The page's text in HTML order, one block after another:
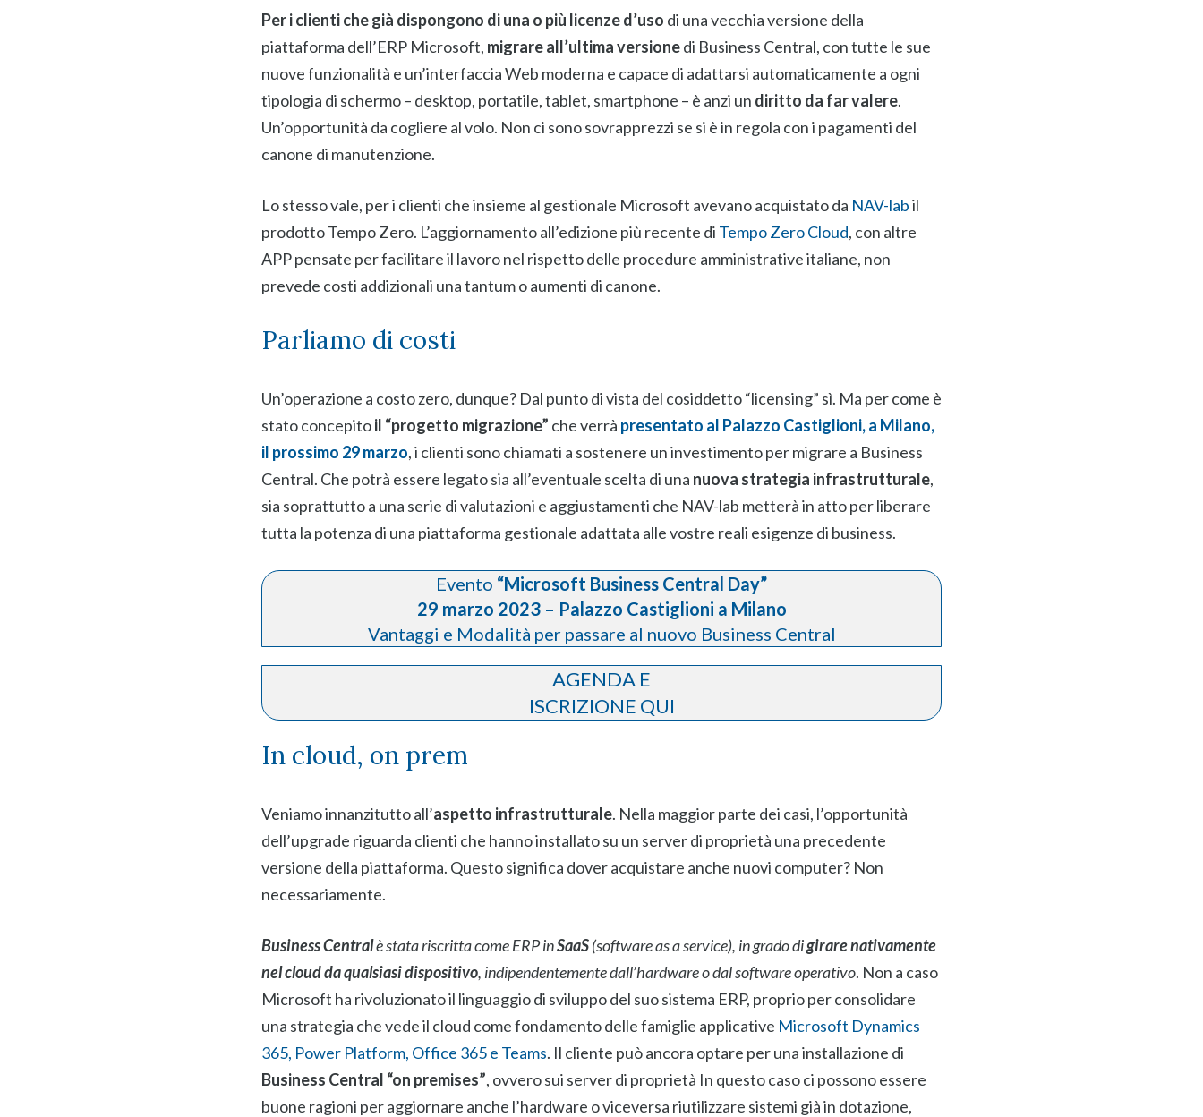
Per i clienti che già dispongono di una o più licenze d’uso di una vecchia versione della
piattaforma dell’ERP Microsoft, migrare all’ultima versionedi Business Central, con tutte le sue
nuove funzionalità e un’interfaccia Web moderna e capace di adattarsi automaticamente a ogni
tipologia di schermo – desktop, portatile, tablet, smartphone – è anzi un diritto da far valere.
Un’opportunità da cogliere al volo. Non ci sono sovrapprezzi se si è in regola con i pagamenti del
canone di manutenzione.
Lo stesso vale, per i clienti che insieme al gestionale Microsoft avevano acquistato da NAV-labil
prodotto Tempo Zero. L’aggiornamento all’edizione più recente di Tempo Zero Cloud, con altre
APP pensate per facilitare il lavoro nel rispetto delle procedure amministrative italiane, non
prevede costi addizionali una tantum o aumenti di canone.
Parliamo di costi
Un’operazione a costo zero, dunque? Dal punto di vista del cosiddetto “licensing” sì. Ma per come è
stato concepitoil “progetto migrazione” che verrà presentato al Palazzo Castiglioni, a Milano,
il prossimo 29 marzo, i clienti sono chiamati a sostenere un investimento per migrare a Business
Central. Che potrà essere legato sia all’eventuale scelta di una nuova strategia infrastrutturale,
sia soprattutto a una serie di valutazioni e aggiustamenti che NAV-lab metterà in atto per liberare
tutta la potenza di una piattaforma gestionale adattata alle vostre reali esigenze di business.
Evento “Microsoft Business Central Day”
29 marzo 2023 – Palazzo Castiglioni a Milano
Vantaggi e Modalità per passare al nuovo Business Central
AGENDA E
ISCRIZIONE QUI
In cloud, on prem
Veniamo innanzitutto all’aspetto infrastrutturale. Nella maggior parte dei casi, l’opportunità
dell’upgrade riguarda clienti che hanno installato su un server di proprietà una precedente
versione della piattaforma. Questo significa dover acquistare anche nuovi computer? Non
necessariamente.
Business Centralè stata riscritta come ERP inSaaS(software as a service), in grado digirare nativamente
nel cloud da qualsiasi dispositivo, indipendentemente dall’hardware o dal software operativo. Non a caso
Microsoft ha rivoluzionato il linguaggio di sviluppo del suo sistema ERP, proprio per consolidare
una strategia che vede il cloud come fondamento delle famiglie applicative Microsoft Dynamics
365, Power Platform, Office 365 e Teams. Il cliente può ancora optare per una installazione di
Business Central “on premises”, ovvero sui server di proprietà In questo caso ci possono essere
buone ragioni per aggiornare anche l’hardware o viceversa riutilizzare sistemi già in dotazione,